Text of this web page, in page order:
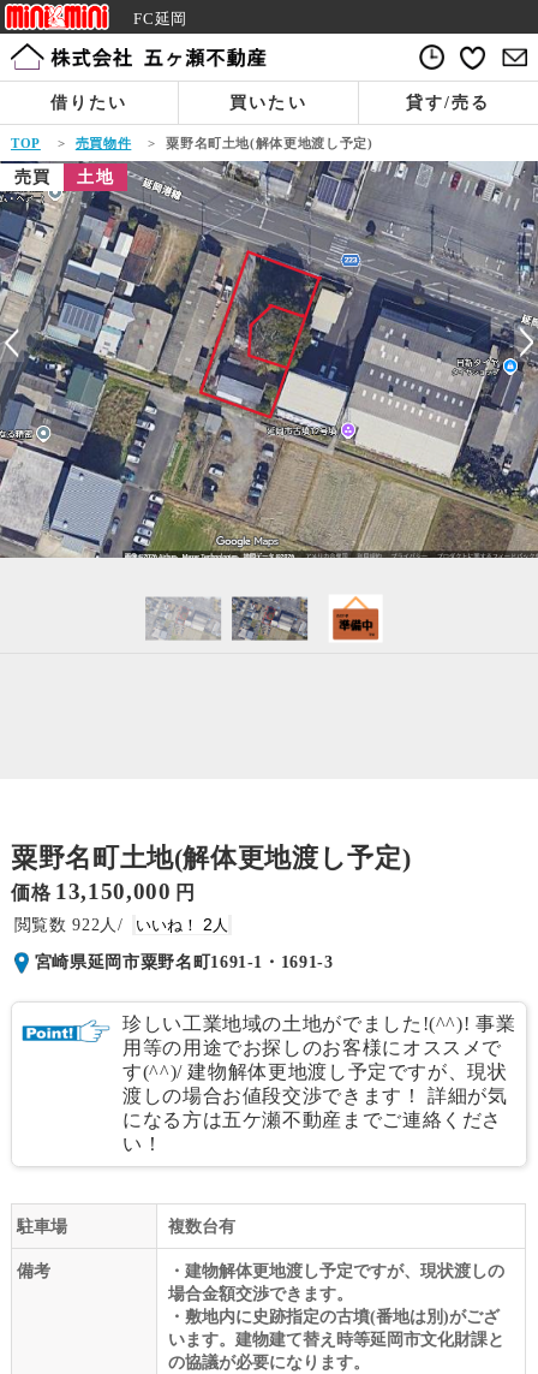
FC延岡
借りたい 買いたい 貸す/売る
TOP > 売買物件 > 粟野名町土地(解体更地渡し予定)
売買 土地
粟野名町土地(解体更地渡し予定)
価格 13,150,000 円
922
2
宮崎県延岡市粟野名町1691-1・1691-3
珍しい工業地域の土地がでました!(^^)! 事業
用等の用途でお探しのお客様にオススメで
す(^^)/ 建物解体更地渡し予定ですが、現状
渡しの場合お値段交渉できます！ 詳細が気
になる方は五ケ瀬不動産までご連絡くださ
い！
駐車場 複数台有
備考
・建物解体更地渡し予定ですが、現状渡しの
場合金額交渉できます。
・敷地内に史跡指定の古墳(番地は別)がござ
います。建物建て替え時等延岡市文化財課と
の協議が必要になります。